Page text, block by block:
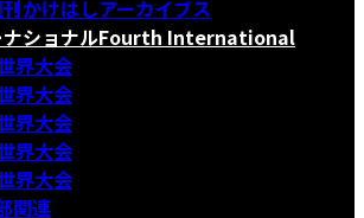
かけはしアーカイブス
ショナルFourth International
界大会
界大会
界大会
界大会
界大会
関連